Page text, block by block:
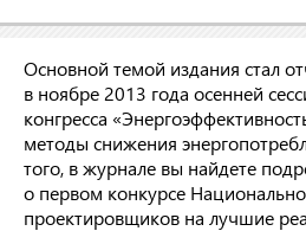
Основной темой издания стал
в ноябре 2013 года осенней
конгресса
методы снижения
того, в журнале вы найдете
о первом конкурсе
проектировщиков на лучшие